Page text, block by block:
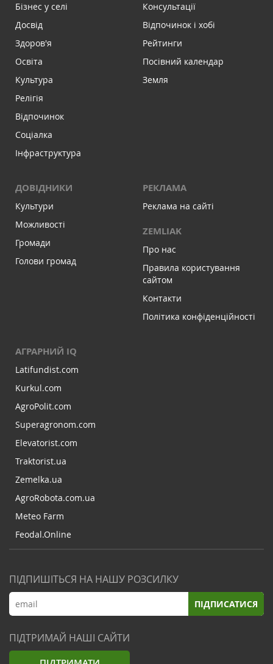
Бізнес у селі
Досвід
Здоров'я
Освіта
Культура
Релігія
Відпочинок
Соціалка
Інфраструктура
Консультації
Відпочинок і хобі
Рейтинги
Посівний календар
Земля
ДОВІДНИКИ
Культури
Можливості
Громади
Голови громад
РЕКЛАМА
Реклама на сайті
ZEMLIAK
Про нас
Правила користування
сайтом
Контакти
Політика конфіденційності
АГРАРНИЙ IQ
Latifundist.com
Kurkul.com
AgroPolit.com
Superagronom.com
Elevatorist.com
Traktorist.ua
Zemelka.ua
AgroRobota.com.ua
Meteo Farm
Feodal.Online
ПІДПИШІТЬСЯ НА НАШУ РОЗСИЛКУ
ПІДПИСАТИСЯ
ПІДТРИМАЙ НАШІ САЙТИ